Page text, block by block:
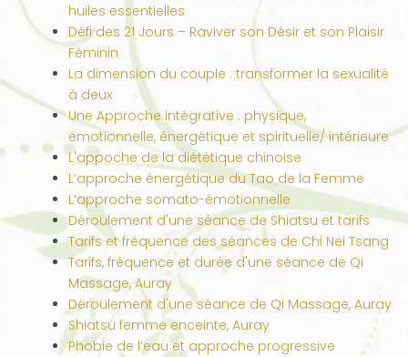
huiles essentielles
Défi des 21 Jours – Raviver son Désir et son Plaisir
Féminin
La dimension du couple : transformer la sexualité
à deux
Une Approche intégrative : physique,
émotionnelle, énergétique et spirituelle/ intérieure
L'appoche de la diététique chinoise
L’approche énergétique du Tao de la Femme
L’approche somato-émotionnelle
Déroulement d'une séance de Shiatsu et tarifs
Tarifs et fréquence des séances de Chi Nei Tsang
Tarifs, fréquence et durée d'une séance de Qi
Massage, Auray
Déroulement d'une séance de Qi Massage, Auray
Shiatsu femme enceinte, Auray
Phobie de l’eau et approche progressive